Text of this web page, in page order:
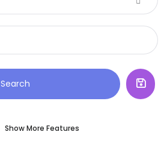
Show More Features
Search